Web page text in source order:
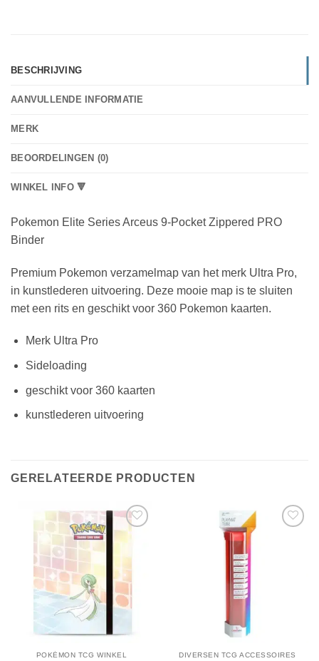
BESCHRIJVING
AANVULLENDE INFORMATIE
MERK
BEOORDELINGEN (0)
WINKEL INFO 🔻
Pokemon Elite Series Arceus 9-Pocket Zippered PRO
Binder
Premium Pokemon verzamelmap van het merk Ultra Pro,
in kunstlederen uitvoering. Deze mooie map is te sluiten
met een rits en geschikt voor 360 Pokemon kaarten.
Merk Ultra Pro
Sideloading
geschikt voor 360 kaarten
kunstlederen uitvoering
GERELATEERDE PRODUCTEN
POKÉMON TCG WINKEL DIVERSEN TCG ACCESSOIRES